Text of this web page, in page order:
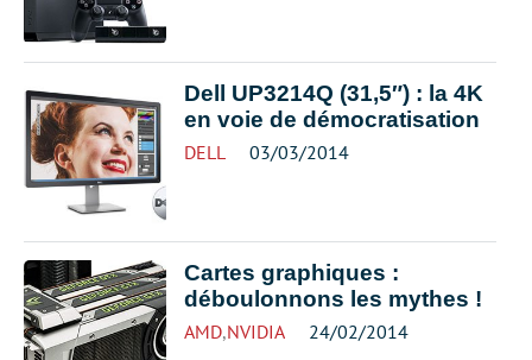
Dell UP3214Q (31,5″) : la 4K
en voie de démocratisation
DELL 03/03/2014
Cartes graphiques :
déboulonnons les mythes !
AMD,NVIDIA 24/02/2014